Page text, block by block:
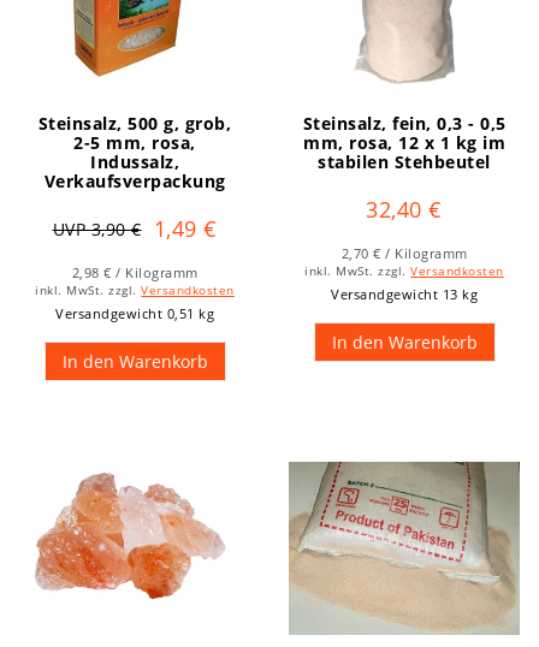
Steinsalz, 500 g, grob,
2-5 mm, rosa,
Indussalz,
Verkaufsverpackung
UVP 3,90 € 1,49 €
2,98 € / Kilogramm
inkl. MwSt. zzgl.Versandkosten
Versandgewicht 0,51 kg
In den Warenkorb
Steinsalz, fein, 0,3 - 0,5
mm, rosa, 12 x 1 kg im
stabilen Stehbeutel
32,40 €
2,70 € / Kilogramm
inkl. MwSt. zzgl.Versandkosten
Versandgewicht 13 kg
In den Warenkorb